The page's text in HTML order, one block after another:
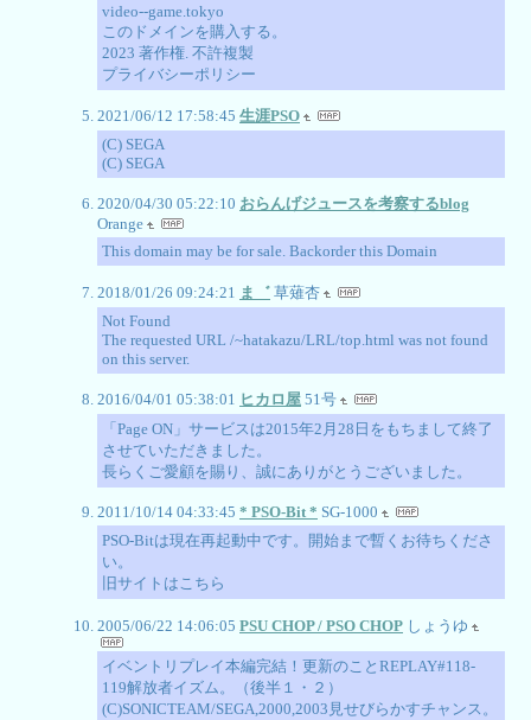
video--game.tokyo
このドメインを購入する。
2023 著作権. 不許複製
プライバシーポリシー
2021/06/12 17:58:45 生涯PSO
(C) SEGA
(C) SEGA
2020/04/30 05:22:10 おらんげジュースを考察するblog
Orange
This domain may be for sale. Backorder this Domain
2018/01/26 09:24:21 ま゛ 草薙杏
Not Found
The requested URL /~hatakazu/LRL/top.html was not found
on this server.
2016/04/01 05:38:01 ヒカロ屋 51号
「Page ON」サービスは2015年2月28日をもちまして終了
させていただきました。
長らくご愛顧を賜り、誠にありがとうございました。
2011/10/14 04:33:45 * PSO-Bit * SG-1000
PSO-Bitは現在再起動中です。開始まで暫くお待ちくださ
い。
旧サイトはこちら
2005/06/22 14:06:05 PSU CHOP / PSO CHOP しょうゆ
イベントリプレイ本編完結！更新のことREPLAY#118-
119解放者イズム。（後半１・２）
(C)SONICTEAM/SEGA,2000,2003見せびらかすチャンス。